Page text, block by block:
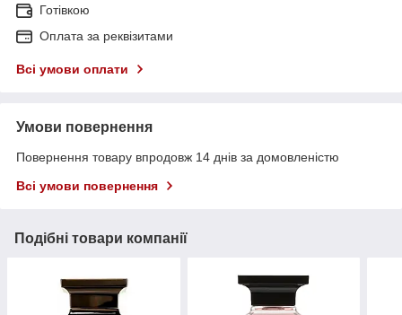
Готівкою
Оплата за реквізитами
Всі умови оплати
Умови повернення
Повернення товару впродовж 14 днів за домовленістю
Всі умови повернення
Подібні товари компанії